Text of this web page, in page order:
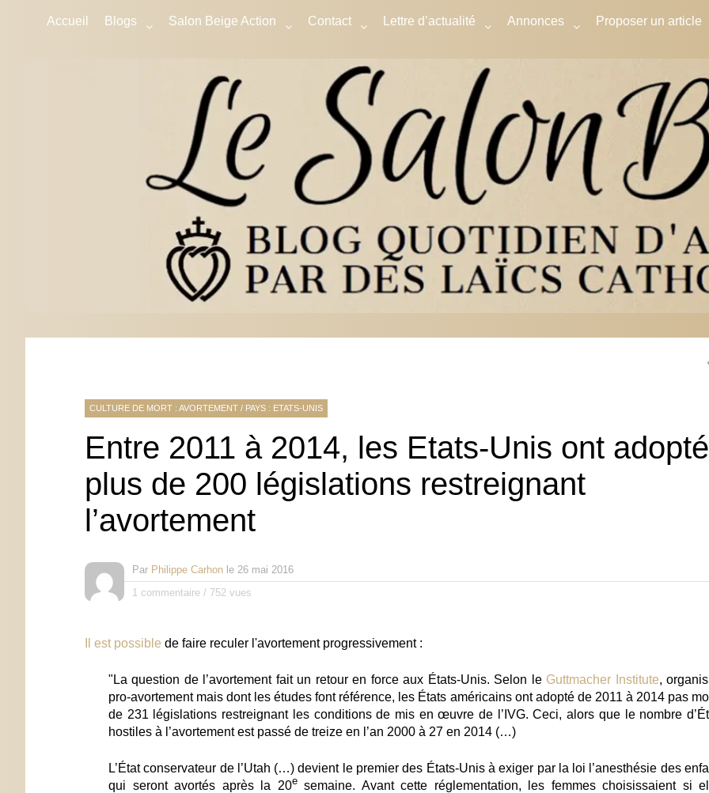
Accueil Blogs Salon Beige Action Contact Lettre d’actualité Annonces Proposer un article
CULTURE DE MORT : AVORTEMENT / PAYS : ETATS-UNIS
Entre 2011 à 2014, les Etats-Unis ont adopté
plus de 200 législations restreignant
l’avortement
Par Philippe Carhon le 26 mai 2016
1 commentaire / 752 vues
Il est possible de faire reculer l'avortement progressivement :
" La question de l’avortement fait un retour en force aux États-Unis. Selon le Guttmacher Institute,
pro-avortement mais dont les études font référence, les États américains ont adopté de 2011 à 2014 pas
de 231 législations restreignant les conditions de mis en œuvre de l’IVG. Ceci, alors que le nombre
hostiles à l’avortement est passé de treize en l’an 2000 à 27 en 2014 (…)
L’État conservateur de l’Utah (…) devient le premier des États-Unis à exiger par la loi l’anesthésie des
qui seront avortés après la 20e semaine. Avant cette réglementation, les femmes choisissaient si